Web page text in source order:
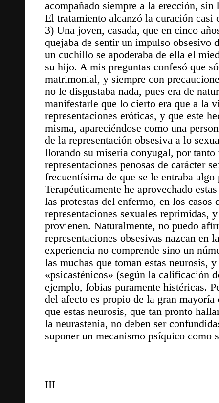
acompañado siempre a la erección,
El tratamiento alcanzó la curación
3) Una joven, casada, que en cinco
quejaba de sentir un impulso obsesivo
un cuchillo se apoderaba de ella el
su hijo. A mis preguntas confesó que
matrimonial, y siempre con
no le disgustaba nada, pues era de
manifestarle que lo cierto era que a la
representaciones eróticas, y que este
misma, apareciéndose como una
de la representación obsesiva a lo
llorando su miseria conyugal, por
representaciones penosas de carácter
frecuentísima de que se le entraba
Terapéuticamente he aprovechado
las protestas del enfermo, en los casos
representaciones sexuales reprimidas,
provienen. Naturalmente, no puedo
representaciones obsesivas nazcan en
experiencia no comprende sino un
las muchas que toman estas neurosis,
«psicasténicos» (según la calificación
ejemplo, fobias puramente histéricas.
del afecto es propio de la gran
que estas neurosis, que tan pronto
la neurastenia, no deben ser
suponer un mecanismo psíquico como
III